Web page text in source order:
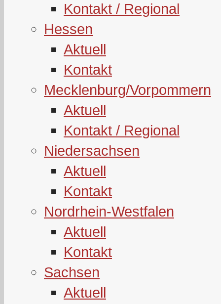
Kontakt / Regional
Hessen
Aktuell
Kontakt
Mecklenburg/Vorpommern
Aktuell
Kontakt / Regional
Niedersachsen
Aktuell
Kontakt
Nordrhein-Westfalen
Aktuell
Kontakt
Sachsen
Aktuell